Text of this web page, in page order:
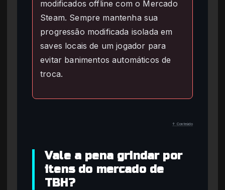
modificados offline com o Mercado
Steam. Sempre mantenha sua
progressão modificada isolada em
saves locais de um jogador para
evitar banimentos automáticos de
troca.
↑ Conteúdo
Vale a pena grindar por
itens do mercado de
TBH?